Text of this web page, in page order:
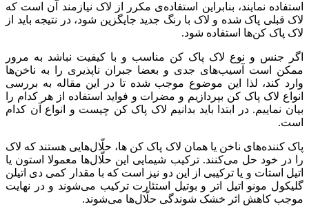
استفاده نمایند، بنابراین استفاده‌ی مکرر از لاک نیازمند آن است که
لاک قبلی پاک شده و لاک با رنگ جدید جایگزین شود، در نتیجه باید از
لاک پاک کن‌ها استفاده شود.
اگر جنس و نوع لاک پاک کن مناسب و با کیفیت نباشد به مرور
ممکن است آسیب‌های جدی و بعضا جبران ناپذیری را به ناخن‌ها
وارد کند، لذا این موضوع موجب شده تا در این مقاله به بررسی
انواع لاک پاک کن بپردازیم و مضرات و فواید استفاده از هر کدام را
بیان نماییم. در ابتدا باید بدانیم لاک پاک کن چیست و انواع آن کدام
است.
پاک کننده‌های ناخن یا همان لاک پاک کن ها، حلّال‌هایی هستند که لاک
را در خود حل می‌کنند. ترکیب شیمایی این حلّال‌ها معمولا استون یا
اتیل استات و یا ترکیبی از این دو نیز است که با مقدار کمی دی اتیلن
گلیکول مونو اتیل اتر و بوتیل استئارت ترکیب می‌شوند و در نهایت
موجب کاهش اثر خشک شوندگی حلّال‌ها می‌شوند.